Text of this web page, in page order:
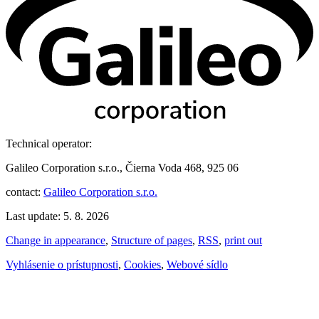
Technical operator:
Galileo Corporation s.r.o., Čierna Voda 468, 925 06
contact: Galileo Corporation s.r.o.
Last update: 5. 8. 2026
Change in appearance, Structure of pages, RSS, print out
Vyhlásenie o prístupnosti, Cookies, Webové sídlo